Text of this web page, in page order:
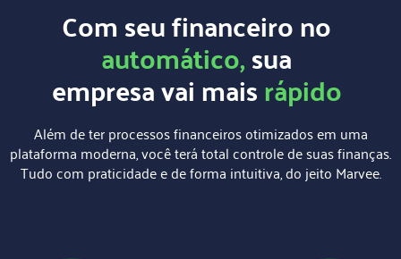
Com seu financeiro no
automático,sua
empresa vai maisrápido
Além de ter processos financeiros otimizados em uma
plataforma moderna, você terá total controle de suas finanças.
Tudo com praticidade e de forma intuitiva, do jeito Marvee.